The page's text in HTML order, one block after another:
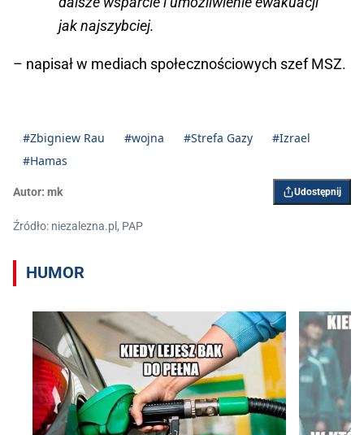
jak najszybciej.
– napisał w mediach społecznościowych szef MSZ.
#Zbigniew Rau #wojna #Strefa Gazy
#Izrael
#Hamas
Autor: mk Udostępnij
Źródło: niezalezna.pl, PAP
HUMOR